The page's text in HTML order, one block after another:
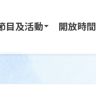
目及活動 開放時間